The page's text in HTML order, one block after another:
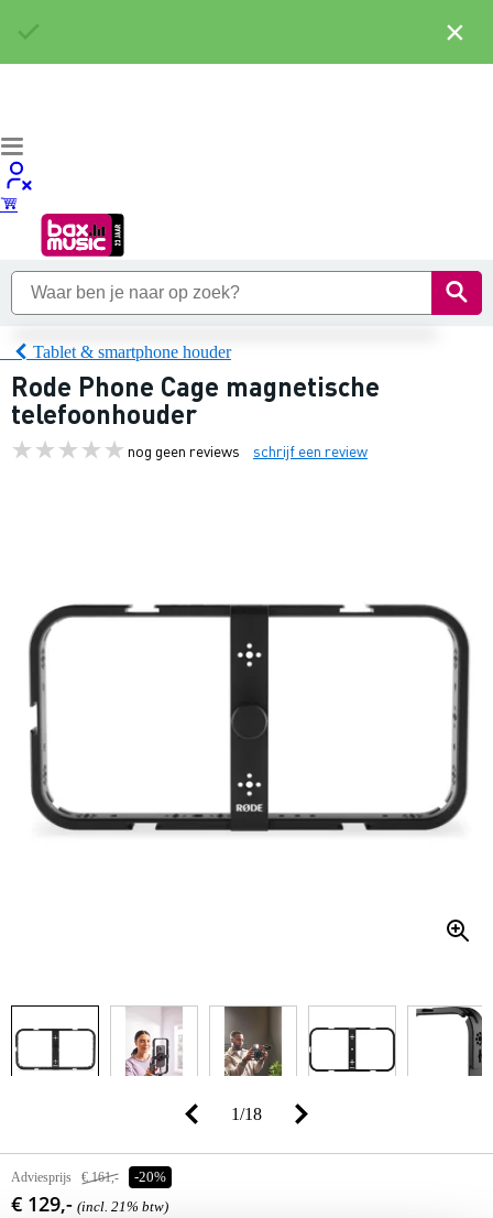
Tablet & smartphone houder
Rode Phone Cage magnetische
telefoonhouder
nog geen reviews schrijf een review
1/18
Adviesprijs € 161,- -20%
€ 129,- (incl. 21% btw)
×